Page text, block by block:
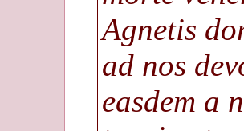
Agnetis
ad nos
easdem a